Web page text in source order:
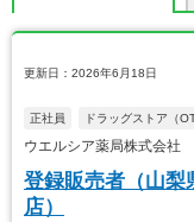
更新日：2026年6月18日
正社員 ドラッグストア（
ウエルシア薬局株式会社
登録販売者（山梨
店）